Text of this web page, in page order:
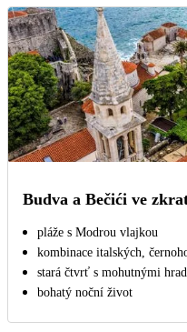
Budva a Bečići ve
pláže s Modrou vlajkou
kombinace italských,
stará čtvrť s mohutnými
bohatý noční život